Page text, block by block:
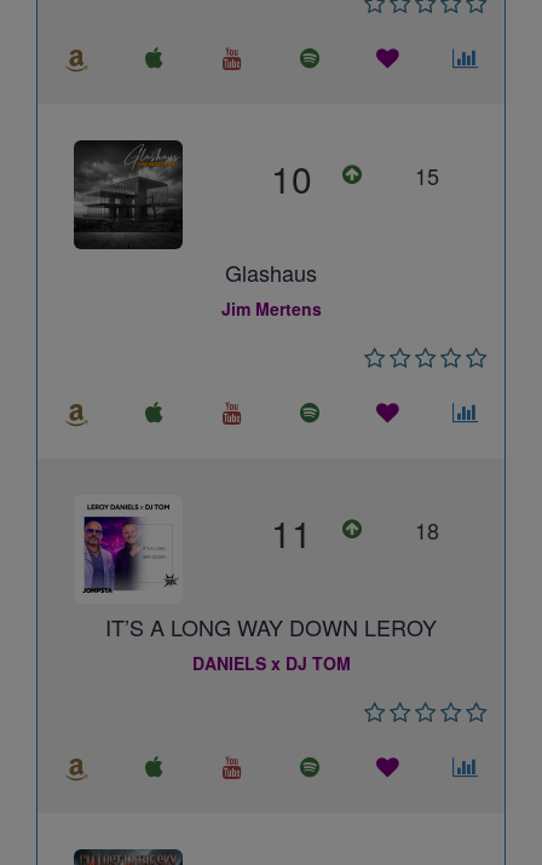
10 15
Glashaus
Jim Mertens
11 18
IT’S A LONG WAY DOWN LEROY
DANIELS x DJ TOM